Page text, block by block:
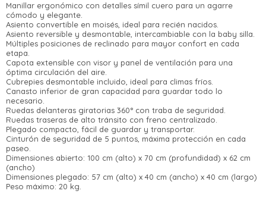
Manillar ergonómico con detalles símil cuero para un agarre
cómodo y elegante.
Asiento convertible en moisés, ideal para recién nacidos.
Asiento reversible y desmontable, intercambiable con la baby silla.
Múltiples posiciones de reclinado para mayor confort en cada
etapa.
Capota extensible con visor y panel de ventilación para una
óptima circulación del aire.
Cubrepies desmontable incluido, ideal para climas fríos.
Canasto inferior de gran capacidad para guardar todo lo
necesario.
Ruedas delanteras giratorias 360° con traba de seguridad.
Ruedas traseras de alto tránsito con freno centralizado.
Plegado compacto, fácil de guardar y transportar.
Cinturón de seguridad de 5 puntos, máxima protección en cada
paseo.
Dimensiones abierto: 100 cm (alto) x 70 cm (profundidad) x 62 cm
(ancho)
Dimensiones plegado: 57 cm (alto) x 40 cm (ancho) x 40 cm (largo)
Peso máximo: 20 kg.
Comprá ahora y Pagá
Después, hasta en 12
cuotas y sin tocar tu
tarjeta de crédito
¡Sumate a la forma más ágil de comprar!
12 cuotas * ¡Solo con tu cédula!
* sujeto aprobación crediticia.
Verifica si estás calificado para comprar
con Pago Después:
Cédula de identidad
Celular
Fecha de nacimiento
Después.
¡Tenés hasta
para comprar en las cuotas
Elegí tus productos preferidos
Elegís Pago Después como metodo
de pago
Ups!
Parece que no tenes oferta, lamentamos el
inconveniente, por cualquier duda
contactanos en
¡Algo salió mal!
Por favor intenta nuevamente mas tarde.